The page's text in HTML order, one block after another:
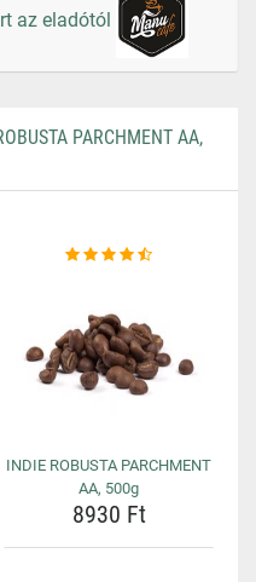
az eladótól
PARCHMENT AA,
INDIE ROBUSTA PARCHMENT
AA, 500g
8930 Ft